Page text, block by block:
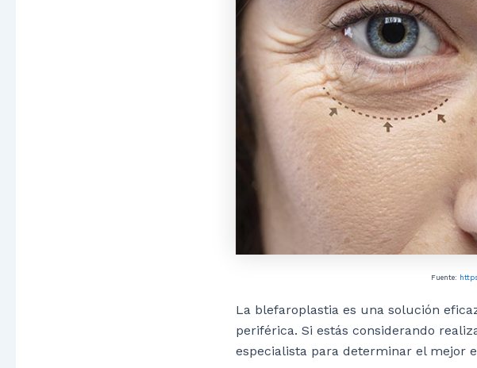
Fuente:
La blefaroplastia es una solución
periférica. Si estás considerando
especialista para determinar el mejor